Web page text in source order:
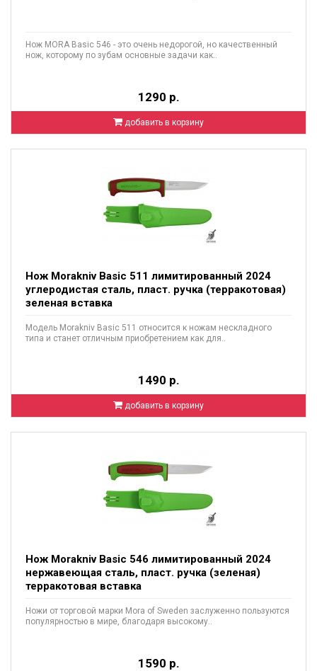
Нож MORA Basic 546 - это очень недорогой, но качественный
нож, которому по зубам основные задачи как..
1290 р.
добавить в корзину
Нож Morakniv Basic 511 лимитированный 2024
углеродистая сталь, пласт. ручка (терракотовая)
зеленая вставка
Модель Morakniv Basic 511 относится к ножам нескладного
типа и станет отличным приобретением как для..
1490 р.
добавить в корзину
Нож Morakniv Basic 546 лимитированный 2024
нержавеющая сталь, пласт. ручка (зеленая)
терракотовая вставка
Ножи от торговой марки Mora of Sweden заслуженно пользуются
популярностью в мире, благодаря высокому..
1590 р.